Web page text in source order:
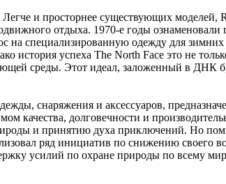
и просторнее существующих моделей,
отдыха. 1970-е годы ознаменовали
специализированную одежду для
успеха The North Face это не
среды. Этот идеал, заложенный в ДНК
снаряжения и аксессуаров,
качества, долговечности и
и принятию духа приключений. Но
ряд инициатив по снижению своего
усилий по охране природы по всему